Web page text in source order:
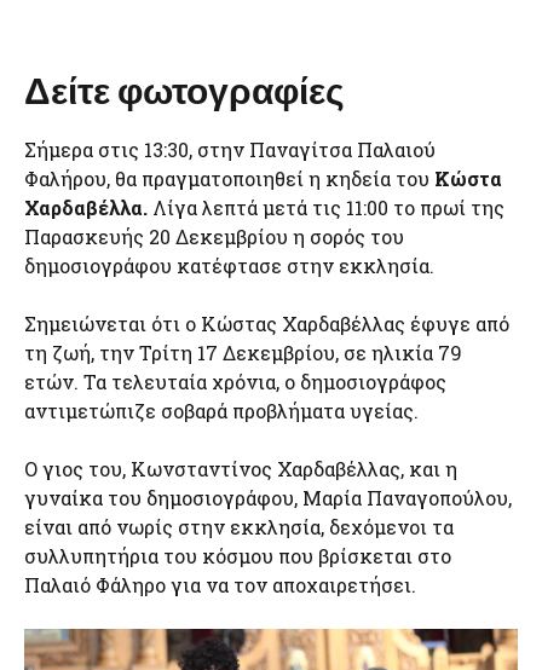
Δείτε φωτογραφίες
Σήμερα στις 13:30, στην Παναγίτσα Παλαιού
Φαλήρου, θα πραγματοποιηθεί η κηδεία του Κώστα
Χαρδαβέλλα. Λίγα λεπτά μετά τις 11:00 το πρωί της
Παρασκευής 20 Δεκεμβρίου η σορός του
δημοσιογράφου κατέφτασε στην εκκλησία.
Σημειώνεται ότι ο Κώστας Χαρδαβέλλας έφυγε από
τη ζωή, την Τρίτη 17 Δεκεμβρίου, σε ηλικία 79
ετών. Τα τελευταία χρόνια, ο δημοσιογράφος
αντιμετώπιζε σοβαρά προβλήματα υγείας.
Ο γιος του, Κωνσταντίνος Χαρδαβέλλας, και η
γυναίκα του δημοσιογράφου, Μαρία Παναγοπούλου,
είναι από νωρίς στην εκκλησία, δεχόμενοι τα
συλλυπητήρια του κόσμου που βρίσκεται στο
Παλαιό Φάληρο για να τον αποχαιρετήσει.